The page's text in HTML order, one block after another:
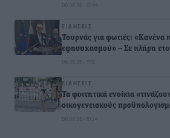
09.08.26 · 13:44
ΕΙΔΉΣΕΙΣ
Τουρνάς για φωτιές: «Κανένα
εφησυχασμού» – Σε πλήρη
09.08.26 · 11:12
ΕΙΔΉΣΕΙΣ
Τα φοιτητικά ενοίκια
οικογενειακούς
09.08.26 · 10:24